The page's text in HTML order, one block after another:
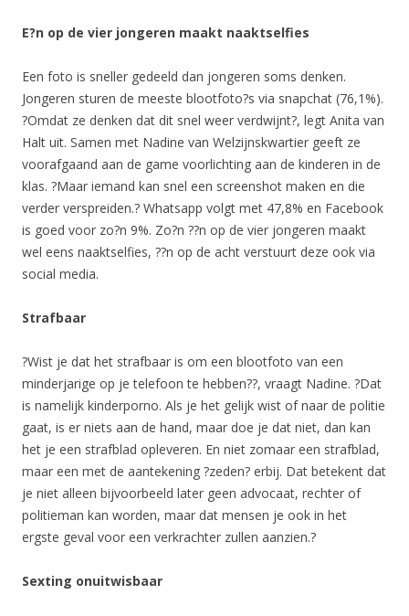
E?n op de vier jongeren maakt naaktselfies
Een foto is sneller gedeeld dan jongeren soms denken.
Jongeren sturen de meeste blootfoto?s via snapchat (76,1%).
?Omdat ze denken dat dit snel weer verdwijnt?, legt Anita van
Halt uit. Samen met Nadine van Welzijnskwartier geeft ze
voorafgaand aan de game voorlichting aan de kinderen in de
klas. ?Maar iemand kan snel een screenshot maken en die
verder verspreiden.? Whatsapp volgt met 47,8% en Facebook
is goed voor zo?n 9%. Zo?n ??n op de vier jongeren maakt
wel eens naaktselfies, ??n op de acht verstuurt deze ook via
social media.
Strafbaar
?Wist je dat het strafbaar is om een blootfoto van een
minderjarige op je telefoon te hebben??, vraagt Nadine. ?Dat
is namelijk kinderporno. Als je het gelijk wist of naar de politie
gaat, is er niets aan de hand, maar doe je dat niet, dan kan
het je een strafblad opleveren. En niet zomaar een strafblad,
maar een met de aantekening ?zeden? erbij. Dat betekent dat
je niet alleen bijvoorbeeld later geen advocaat, rechter of
politieman kan worden, maar dat mensen je ook in het
ergste geval voor een verkrachter zullen aanzien.?
Sexting onuitwisbaar